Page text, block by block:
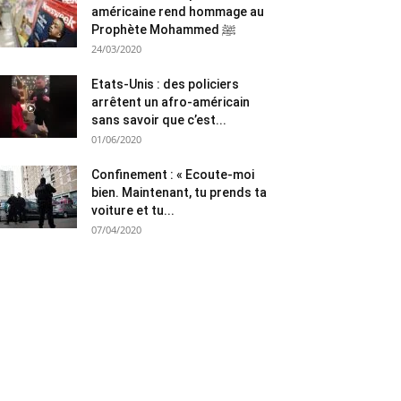
américaine rend hommage au
Prophète Mohammed ﷺ
24/03/2020
Etats-Unis : des policiers
arrêtent un afro-américain
sans savoir que c’est...
01/06/2020
Confinement : « Ecoute-moi
bien. Maintenant, tu prends ta
voiture et tu...
07/04/2020